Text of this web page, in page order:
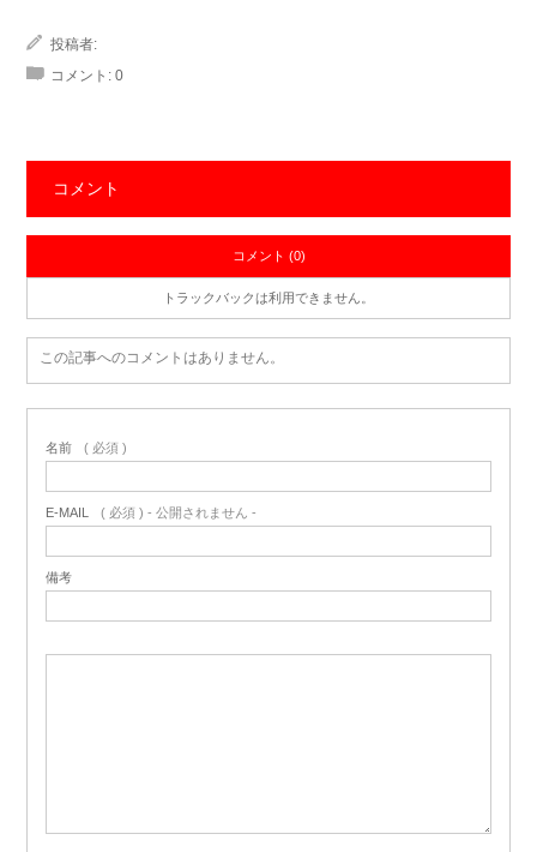
投稿者:
コメント: 0
コメント
コメント (0)
トラックバックは利用できません。
この記事へのコメントはありません。
名前 ( 必須 )
E-MAIL ( 必須 ) - 公開されません -
備考